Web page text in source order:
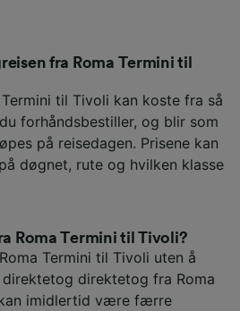
fra Roma Termini til
til Tivoli kan koste fra så
forhåndsbestiller, og blir som
på reisedagen. Prisene kan
døgnet, rute og hvilken klasse
Roma Termini til Tivoli?
Termini til Tivoli uten å
direktetog fra Roma
imidlertid være færre